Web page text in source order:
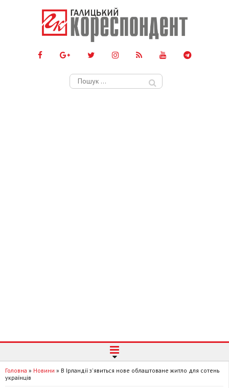
Пошук:
Головна » Новини » В Ірландії з'явиться нове облаштоване житло для сотень
українців